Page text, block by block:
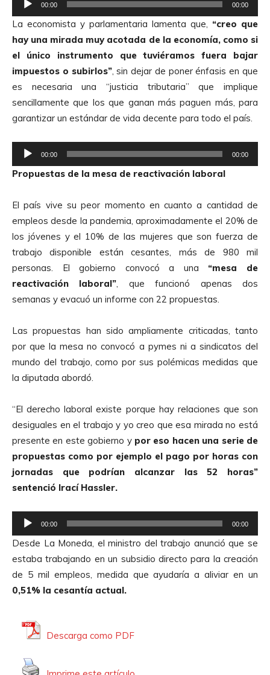
o
e
p
r
o
d
u
c
t
o
d
A
u
d
i
o
00:00 00:00
La economista y parlamentaria lamenta que, “creo que
hay una mirada muy acotada de la economía, como si
el único instrumento que tuviéramos fuera bajar
impuestos o subirlos”, sin dejar de poner énfasis en que
es necesaria una “justicia tributaria” que implique
sencillamente que los que ganan más paguen más, para
garantizar un estándar de vida decente para todo el país.
e
p
o
d
u
c
t
o
r
e
A
u
d
o
00:00 00:00
Propuestas de la mesa de reactivación laboral
El país vive su peor momento en cuanto a cantidad de
empleos desde la pandemia, aproximadamente el 20% de
los jóvenes y el 10% de las mujeres que son fuerza de
trabajo disponible están cesantes, más de 980 mil
personas. El gobierno convocó a una “mesa de
reactivación laboral” , que funcionó apenas dos
semanas y evacuó un informe con 22 propuestas.
Las propuestas han sido ampliamente criticadas, tanto
por que la mesa no convocó a pymes ni a sindicatos del
mundo del trabajo, como por sus polémicas medidas que
la diputada abordó.
“El derecho laboral existe porque hay relaciones que son
desiguales en el trabajo y yo creo que esa mirada no está
presente en este gobierno y por eso hacen una serie de
propuestas como por ejemplo el pago por horas con
jornadas que podrían alcanzar las 52 horas”
sentenció Irací Hassler.
e
p
r
o
d
00:00 00:00
Desde La Moneda, el ministro del trabajo anunció que se
estaba trabajando en un subsidio directo para la creación
de 5 mil empleos, medida que ayudaría a aliviar en un
0,51% la cesantía actual.
Descarga como PDF